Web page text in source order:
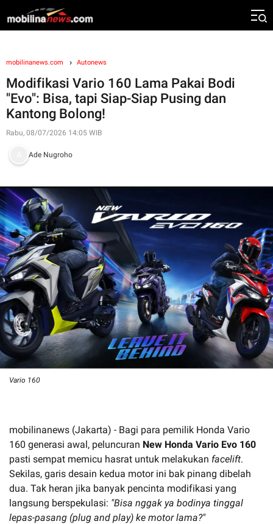
mobilinanews.com Autonews
Modifikasi Vario 160 Lama Pakai Bodi
"Evo": Bisa, tapi Siap-Siap Pusing dan
Kantong Bolong!
Rabu, 08/07/2026 14:05 WIB
Ade Nugroho
Vario 160
mobilinanews (Jakarta) - Bagi para pemilik Honda Vario
160 generasi awal, peluncuran New Honda Vario Evo 160
pasti sempat memicu hasrat untuk melakukan facelift.
Sekilas, garis desain kedua motor ini bak pinang dibelah
dua. Tak heran jika banyak pencinta modifikasi yang
langsung berspekulasi: "Bisa nggak ya bodinya tinggal
lepas-pasang (plug and play) ke motor lama?"